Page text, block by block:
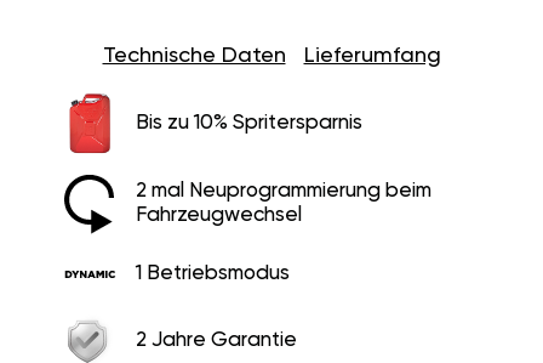
Technische Daten Lieferumfang
Bis zu 10% Spritersparnis
2 mal Neuprogrammierung beim
Fahrzeugwechsel
1 Betriebsmodus
2 Jahre Garantie